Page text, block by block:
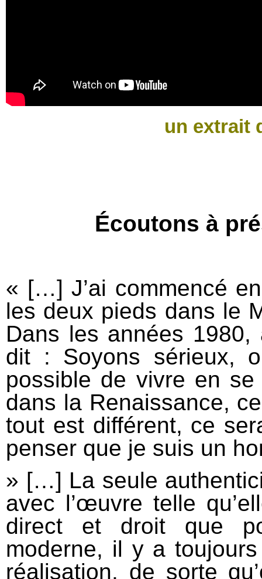
un extrait
Écoutons à
« […] J’ai commencé
les deux pieds dans le
Dans les années 1980,
dit : Soyons sérieux,
possible de vivre en se
dans la Renaissance,
tout est différent, ce
penser que je suis un
» […] La seule
avec l’œuvre telle
direct et droit que
moderne, il y a
réalisation, de sorte